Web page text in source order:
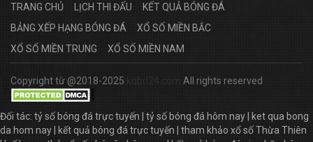
TRANG CHỦ LỊCH THI ĐẤU
KẾT QUẢ BÓNG ĐÁ
BẢNG XẾP HẠNG BÓNG ĐÁ
XỔ SỐ MIỀN BẮC
XỔ SỐ MIỀN TRUNG
XỔ SỐ MIỀN NAM
Copyright từ @2018-2025 All rights reserved
Đối tác: tỷ số bóng đá trực tuyến tỷ số bóng đá hôm nay
ket qua bong
da hom nay
kết quả bóng đá trực tuyến
tham khảo xổ số Thừa Thiên